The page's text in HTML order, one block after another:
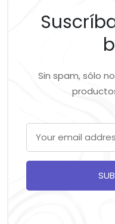
Sin spam, sólo